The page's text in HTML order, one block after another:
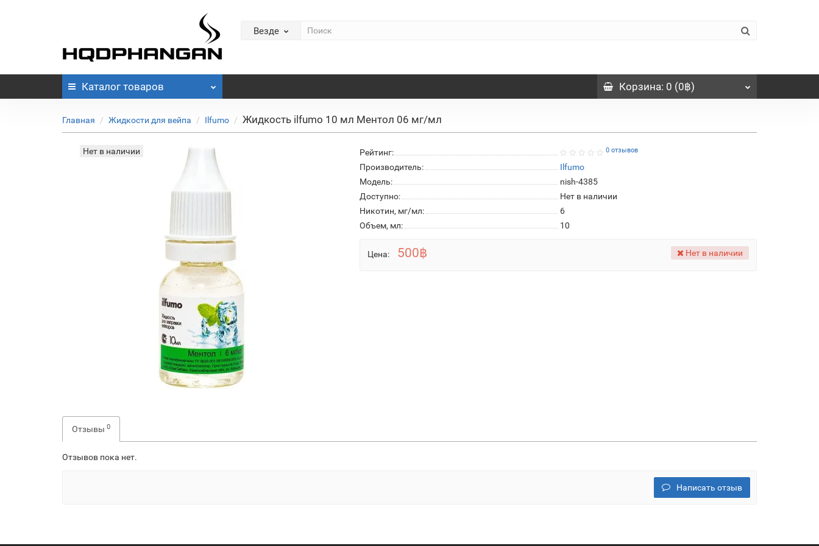
Везде
Каталог товаров Корзина: 0 (0฿)
Главная Жидкости для вейпа Ilfumo Жидкость ilfumo 10 мл Ментол 06 мг/мл
Нет в наличии Рейтинг: 0 отзывов
Производитель:
Ilfumo
Модель:
nish-4385
Доступно:
Нет в наличии
Никотин, мг/мл:
6
Объем, мл:
10
Цена: 500฿ Нет в наличии
Отзывы 0
Отзывов пока нет.
Написать отзыв